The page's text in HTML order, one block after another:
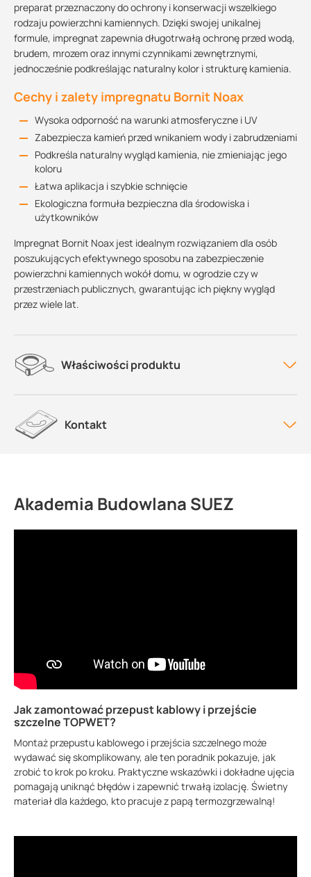
preparat przeznaczony do ochrony i konserwacji wszelkiego
rodzaju powierzchni kamiennych. Dzięki swojej unikalnej
formule, impregnat zapewnia długotrwałą ochronę przed wodą,
brudem, mrozem oraz innymi czynnikami zewnętrznymi,
jednocześnie podkreślając naturalny kolor i strukturę kamienia.
Cechy i zalety impregnatu Bornit Noax
Wysoka odporność na warunki atmosferyczne i UV
Zabezpiecza kamień przed wnikaniem wody i zabrudzeniami
Podkreśla naturalny wygląd kamienia, nie zmieniając jego
koloru
Łatwa aplikacja i szybkie schnięcie
Ekologiczna formuła bezpieczna dla środowiska i
użytkowników
Impregnat Bornit Noax jest idealnym rozwiązaniem dla osób
poszukujących efektywnego sposobu na zabezpieczenie
powierzchni kamiennych wokół domu, w ogrodzie czy w
przestrzeniach publicznych, gwarantując ich piękny wygląd
przez wiele lat.
Właściwości produktu
Kontakt
Akademia Budowlana SUEZ
Jak zamontować przepust kablowy i przejście
szczelne TOPWET?
Montaż przepustu kablowego i przejścia szczelnego może
wydawać się skomplikowany, ale ten poradnik pokazuje, jak
zrobić to krok po kroku. Praktyczne wskazówki i dokładne ujęcia
pomagają uniknąć błędów i zapewnić trwałą izolację. Świetny
materiał dla każdego, kto pracuje z papą termozgrzewalną!